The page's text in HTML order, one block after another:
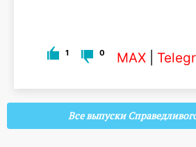
1 0 MAX
Все выпуски